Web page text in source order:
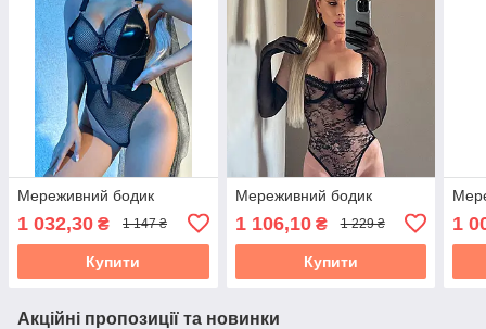
Мереживний бодик
1 032,30 ₴ 1 147 ₴
Купити
Мереживний бодик
1 106,10₴ 1 229 ₴
Купити
1
Акційні пропозиції та новинки